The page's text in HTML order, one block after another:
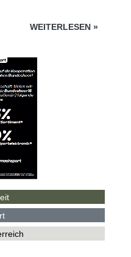
WEITERLESEN »